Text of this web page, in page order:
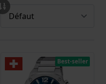
Best-seller